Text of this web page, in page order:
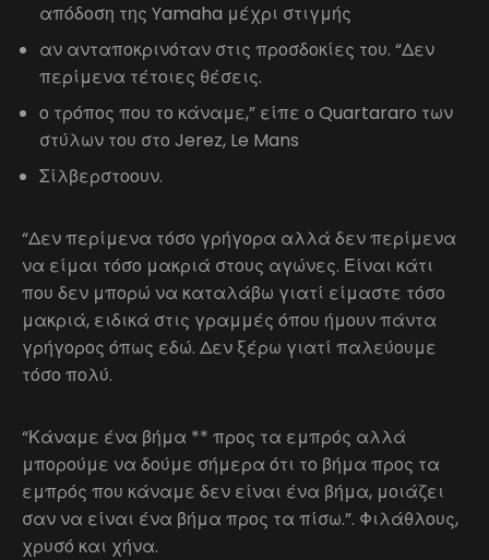
απόδοση της Yamaha μέχρι στιγμής
αν ανταποκρινόταν στις προσδοκίες του. “Δεν
περίμενα τέτοιες θέσεις.
ο τρόπος που το κάναμε,” είπε ο Quartararo των
στύλων του στο Jerez, Le Mans
Σίλβερστοουν.
“Δεν περίμενα τόσο γρήγορα αλλά δεν περίμενα
να είμαι τόσο μακριά στους αγώνες. Είναι κάτι
που δεν μπορώ να καταλάβω γιατί είμαστε τόσο
μακριά, ειδικά στις γραμμές όπου ήμουν πάντα
γρήγορος όπως εδώ. Δεν ξέρω γιατί παλεύουμε
τόσο πολύ.
“Κάναμε ένα βήμα ** προς τα εμπρός αλλά
μπορούμε να δούμε σήμερα ότι το βήμα προς τα
εμπρός που κάναμε δεν είναι ένα βήμα, μοιάζει
σαν να είναι ένα βήμα προς τα πίσω.”. Φιλάθλους,
χρυσό και χήνα.